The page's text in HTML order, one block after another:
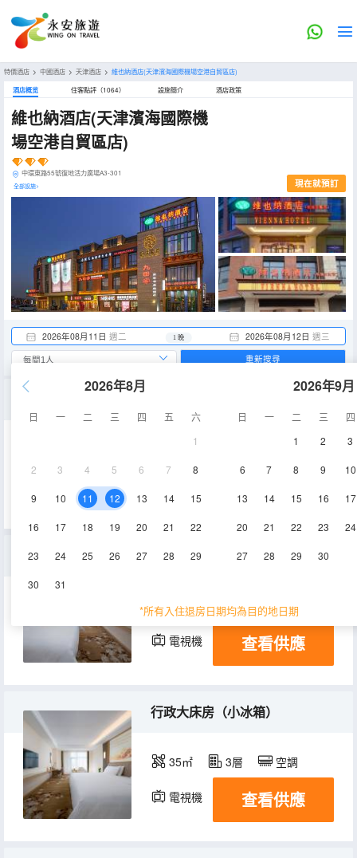
特價酒店 > 中國酒店 > 天津酒店 > 維也納酒店(天津濱海國際機場空港自貿區店)
酒店概览 住客點評（1064） 設施簡介 酒店政策
維也納酒店(天津濱海國際機
場空港自貿區店)
中環東路55號復地活力廣場A3-301
全部設施> 現在就預訂
2026年08月11日 週二 2026年08月12日 週三
1 晚
2026年8月
日 一 二 三 四 五
六
1
2 3 4 5 6 7 8
9 10 11 12 13 14 15
16 17 18 19 20 21 22
23 24 25 26 27 28 29
30 31
2026年9月
日 一 二 三
四
1
2 3
6 7 8 9 10
13 14 15 16 17
20 21 22 23 24
27 28 29 30
*所有入住退房日期均為目的地日期
重新搜尋
空調
豪華家庭房（小冰箱）
33㎡ 3層 空調
電視機 查看供應
行政大床房（小冰箱）
35㎡ 3層 空調
電視機 查看供應